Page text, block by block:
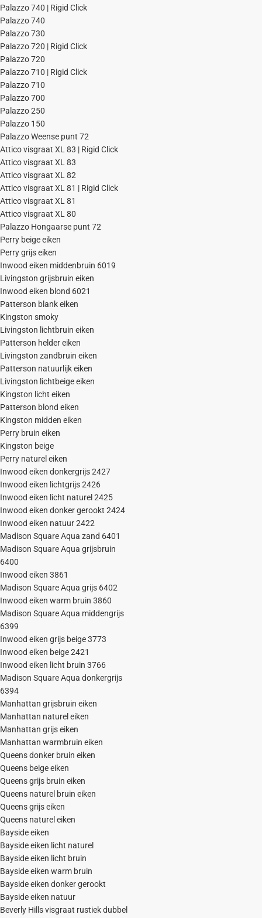
Palazzo 740 | Rigid Click
Palazzo 740
Palazzo 730
Palazzo 720 | Rigid Click
Palazzo 720
Palazzo 710 | Rigid Click
Palazzo 710
Palazzo 700
Palazzo 250
Palazzo 150
Palazzo Weense punt 72
Attico visgraat XL 83 | Rigid Click
Attico visgraat XL 83
Attico visgraat XL 82
Attico visgraat XL 81 | Rigid Click
Attico visgraat XL 81
Attico visgraat XL 80
Palazzo Hongaarse punt 72
Perry beige eiken
Perry grijs eiken
Inwood eiken middenbruin 6019
Livingston grijsbruin eiken
Inwood eiken blond 6021
Patterson blank eiken
Kingston smoky
Livingston lichtbruin eiken
Patterson helder eiken
Livingston zandbruin eiken
Patterson natuurlijk eiken
Livingston lichtbeige eiken
Kingston licht eiken
Patterson blond eiken
Kingston midden eiken
Perry bruin eiken
Kingston beige
Perry naturel eiken
Inwood eiken donkergrijs 2427
Inwood eiken lichtgrijs 2426
Inwood eiken licht naturel 2425
Inwood eiken donker gerookt 2424
Inwood eiken natuur 2422
Madison Square Aqua zand 6401
Madison Square Aqua grijsbruin
6400
Inwood eiken 3861
Madison Square Aqua grijs 6402
Inwood eiken warm bruin 3860
Madison Square Aqua middengrijs
6399
Inwood eiken grijs beige 3773
Inwood eiken beige 2421
Inwood eiken licht bruin 3766
Madison Square Aqua donkergrijs
6394
Manhattan grijsbruin eiken
Manhattan naturel eiken
Manhattan grijs eiken
Manhattan warmbruin eiken
Queens donker bruin eiken
Queens beige eiken
Queens grijs bruin eiken
Queens naturel bruin eiken
Queens grijs eiken
Queens naturel eiken
Bayside eiken
Bayside eiken licht naturel
Bayside eiken licht bruin
Bayside eiken warm bruin
Bayside eiken donker gerookt
Bayside eiken natuur
Beverly Hills visgraat rustiek dubbel